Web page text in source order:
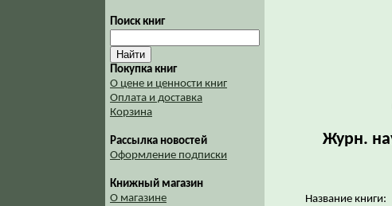
Поиск книг
Покупка книг
О цене и ценности книг
Оплата и доставка
Корзина
Рассылка новостей
Оформление подписки
Книжный магазин
О магазине
Журн.
Название книги: